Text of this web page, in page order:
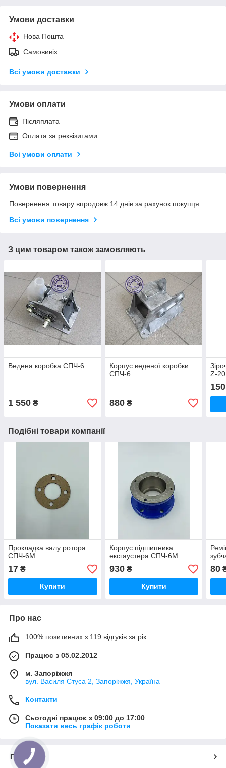
Умови доставки
Нова Пошта
Самовивіз
Всі умови доставки
Умови оплати
Післяплата
Оплата за реквізитами
Всі умови оплати
Умови повернення
Повернення товару впродовж 14 днів за рахунок покупця
Всі умови повернення
З цим товаром також замовляють
Ведена коробка СПЧ-6
1 550 ₴
Корпус веденої коробки
СПЧ-6
880₴
Z-
150
Подібні товари компанії
Прокладка валу ротора
СПЧ-6М
17 ₴
Купити
Корпус підшипника
ексгаустера СПЧ-6М
930₴
Купити
80
Про нас
100% позитивних з 119 відгуків за рік
Працює з 05.02.2012
м. Запоріжжя
вул. Василя Стуса 2, Запоріжжя, Україна
Контакти
Сьогодні працює з 09:00 до 17:00
Показати весь графік роботи
Про нас